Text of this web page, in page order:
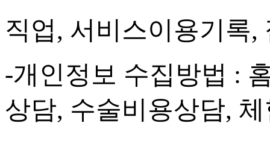
직업, 서비스이용기록,
-개인정보 수집방법 :
상담, 수술비용상담,